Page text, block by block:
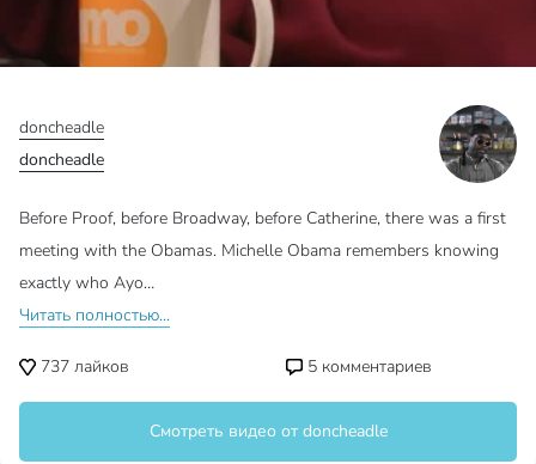
doncheadle
doncheadle
Before Proof, before Broadway, before Catherine, there was a first
meeting with the Obamas. Michelle Obama remembers knowing
exactly who Ayo…
Читать полностью...
737 лайков 5 комментариев
Смотреть видео от doncheadle